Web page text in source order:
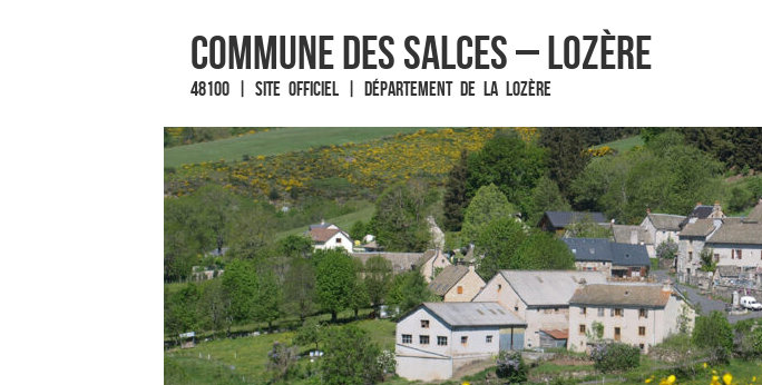
Commune des Salces – Lozère
48100 | Site officiel | Département de la Lozère